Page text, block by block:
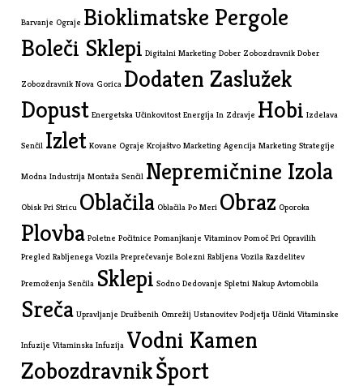
Barvanje Ograje Bioklimatske Pergole
Boleči Sklepi Digitalni Marketing Dober Zobozdravnik Dober
Zobozdravnik Nova Gorica Dodaten Zaslužek
Dopust Energetska Učinkovitost Energija In Zdravje Hobi Izdelava
Senčil Izlet Kovane Ograje Krojaštvo Marketing Agencija Marketing Strategije
Modna Industrija Montaža Senčil Nepremičnine Izola
Obisk Pri Stricu Oblačila Oblačila Po Meri Obraz Oporoka
Plovba Poletne Počitnice Pomanjkanje Vitaminov Pomoč Pri Opravilih
Pregled Rabljenega Vozila Preprečevanje Bolezni Rabljena Vozila Razdelitev
Premoženja Senčila Sklepi Sodno Dedovanje Spletni Nakup Avtomobila
Sreča Upravljanje Družbenih Omrežij Ustanovitev Podjetja Učinki Vitaminske
Infuzije Vitaminska Infuzija Vodni Kamen
ZobozdravnikŠport